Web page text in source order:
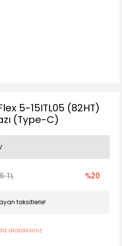
5-15ITL05 (82HT)
(Type-C)
TL %20
taksitlerle!
alabilirsiniz.